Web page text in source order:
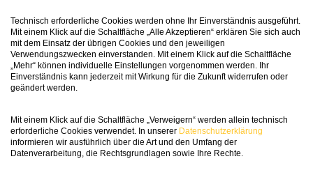
sich rund und vollmundig, getragen von einer
seidigen Textur. Die festen, aber geschmeidigen
Tannine sind perfekt eingebunden und verleihen
ihm eine beeindruckende Struktur und Energie.
Das lange, würzige Finale zeugt von seiner Klasse
und seinem Potenzial.
Der Brunello di Montalcino ist die Krönung der
Sangiovese-Kunst, und dieser Wein von La Fiorita
liefert genau das
93
Wine
Spectator
Dunklem Fleisch wie Rind, Wild und Lamm, aber
auch zur Käseplatte fantastisch. Unser
Geheimtipp: Tajine!
Vinifikation
Dieser Brunello aus 100 % Sangiovese (biologisch
angebaut) wird nach sorgfältiger Lese
verarbeitet. Die Fermentation erfolgt bei
maximal 25 °C, gefolgt von Remontagen zur
optimalen Extraktion. Er reift traditionell für 2
Fact Sheet
Artikelnummer 130936
Technisch erforderliche Cookies werden ohne Ihr Einverständnis ausgeführt.
Mit einem Klick auf die Schaltfläche „Alle Akzeptieren“ erklären Sie sich auch
mit dem Einsatz der übrigen Cookies und den jeweiligen
Verwendungszwecken einverstanden. Mit einem Klick auf die Schaltfläche
„Mehr“ können individuelle Einstellungen vorgenommen werden. Ihr
Einverständnis kann jederzeit mit Wirkung für die Zukunft widerrufen oder
geändert werden.
Mit einem Klick auf die Schaltfläche „Verweigern“ werden allein technisch
erforderliche Cookies verwendet. In unserer Datenschutzerklärung
informieren wir ausführlich über die Art und den Umfang der
Datenverarbeitung, die Rechtsgrundlagen sowie Ihre Rechte.